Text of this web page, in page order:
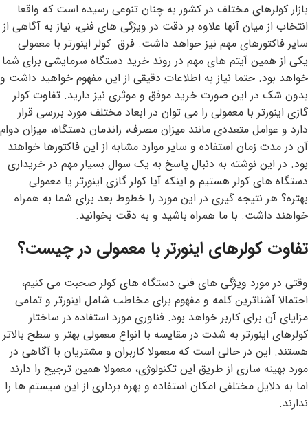
بازار کولرهای مختلف در کشور به چنان تنوعی رسیده است که واقعا
انتخاب از میان آنها علاوه بر دقت در ویژگی های فنی، نیاز به آگاهی از
سایر فاکتورهای مهم نیز خواهد داشت. فرق کولر اینورتر با معمولی
یکی از همین آیتم های مهم در روند خرید دستگاه سرمایشی برای شما
خواهد بود. حتما نیاز به اطلاعات دقیقی از این مفهوم خواهید داشت و
بدون شک در این صورت خرید موفق و موثری نیز دارید. تفاوت کولر
گازی اینورتر با معمولی را می توان در ابعاد مختلف مورد بررسی قرار
دارد و عوامل متعددی مانند میزان مصرف، راندمان دستگاه، میزان دوام
آن در مدت زمان استفاده و سایر موارد مشابه از این فاکتورها خواهند
بود. در این نوشته به دنبال پاسخ به یک سوال بسیار مهم در خریداری
دستگاه های کولر هستیم و اینکه آیا کولر گازی اینورتر یا معمولی
بهتره؟ هر نتیجه گیری در این مورد را خطوط بعد برای شما به همراه
خواهند داشت. با ما همراه باشید و به دقت بخوانید.
تفاوت کولرهای اینورتر با معمولی در چیست؟
وقتی در مورد ویژگی های فنی دستگاه های کولر صحبت می کنیم،
احتمالا آشناترین کلمه و مفهوم برای مخاطب شامل اینورتر و تمامی
مزایای آن برای کاربر خواهد بود. فناوری مورد استفاده در ساختار
کولرهای اینورتر به شدت در مقایسه با انواع معمولی بهتر و سطح بالاتر
هستند. این در حالی است که معمولا کاربران و مشتریان با آگاهی در
مورد بهینه سازی از طریق این تکنولوژی، معمولا همین ترجیح را دارند
اما به دلایل مختلفی امکان استفاده و بهره برداری از این سیستم ها را
ندارند.